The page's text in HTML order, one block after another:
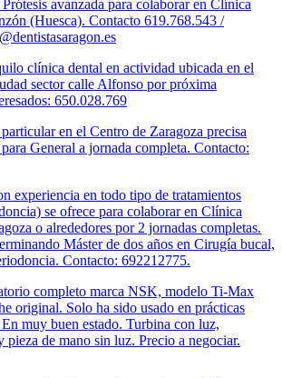
avanzada para colaborar en Clínica
(Huesca). Contacto 619.768.543 /
clínica dental en actividad ubicada en el
sector calle Alfonso por próxima
650.028.769
en el Centro de Zaragoza precisa
General a jornada completa. Contacto:
experiencia en todo tipo de tratamientos
se ofrece para colaborar en Clínica
o alrededores por 2 jornadas completas.
Máster de dos años en Cirugía bucal,
Contacto: 692212775.
completo marca NSK, modelo Ti-Max
original. Solo ha sido usado en prácticas
muy buen estado. Turbina con luz,
pieza de mano sin luz. Precio a negociar.